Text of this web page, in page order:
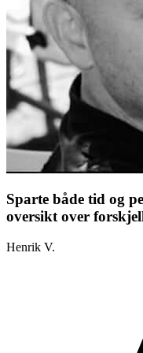
Sparte både tid og
oversikt over
Henrik V.